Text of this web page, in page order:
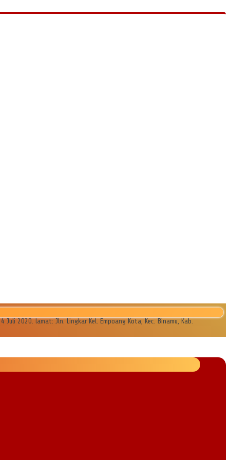
Juli 2020. lamat: Jln. Lingkar Kel. Empoang Kota, Kec. Binamu, Kab.